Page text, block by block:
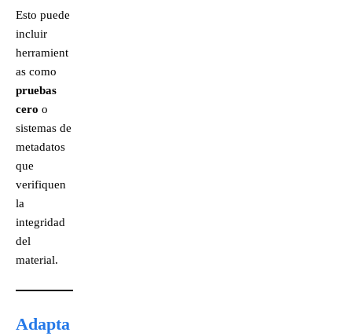
Esto puede
incluir
herramient
as como
pruebas
cero o
sistemas de
metadatos
que
verifiquen
la
integridad
del
material.
Adapta